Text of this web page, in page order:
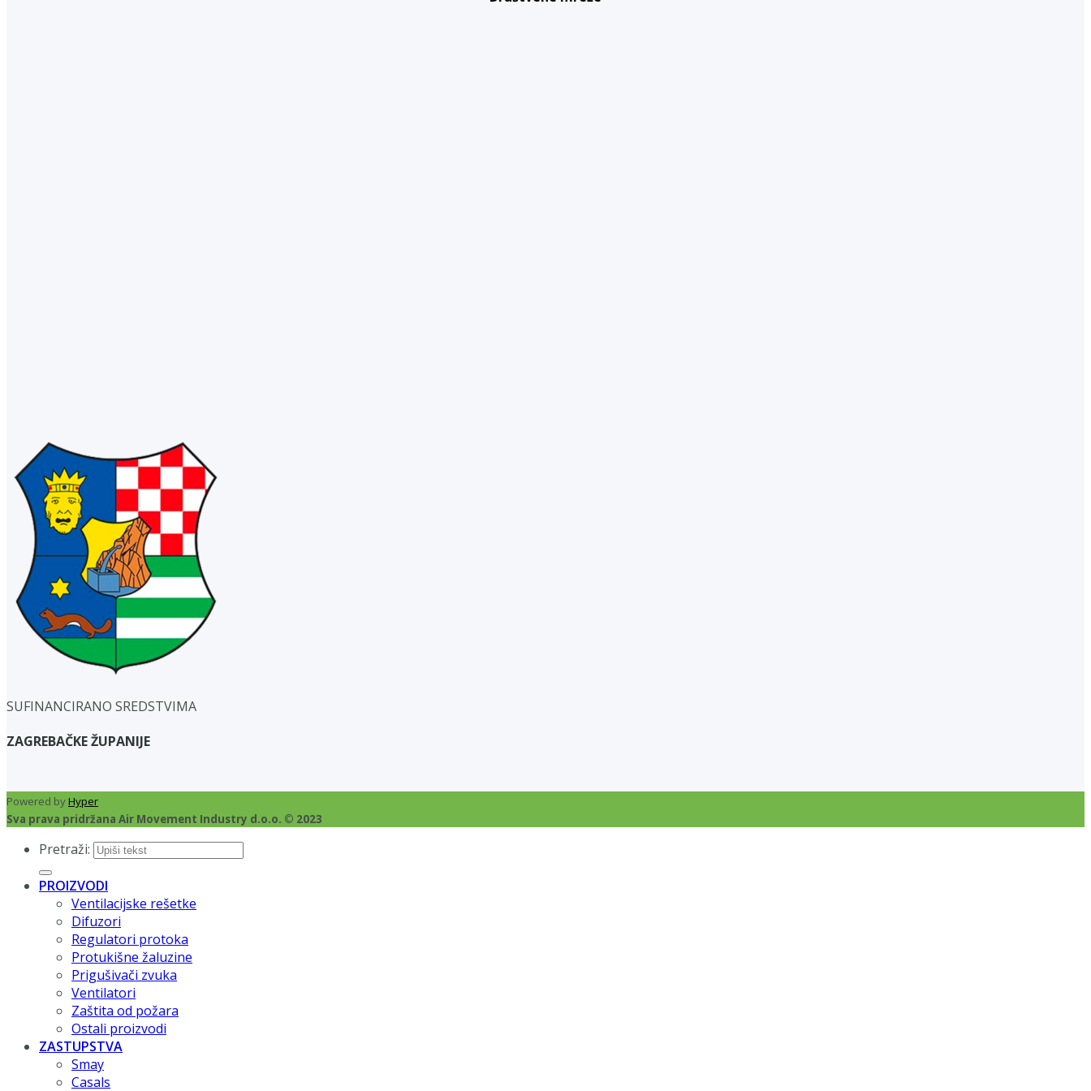
SUFINANCIRANO SREDSTVIMA
ZAGREBAČKE ŽUPANIJE
Powered byHyper
Sva prava pridržana Air Movement Industry d.o.o. © 2023
Pretraži:
PROIZVODI
Ventilacijske rešetke
Difuzori
Regulatori protoka
Protukišne žaluzine
Prigušivači zvuka
Ventilatori
Zaštita od požara
Ostali proizvodi
ZASTUPSTVA
Smay
Casals